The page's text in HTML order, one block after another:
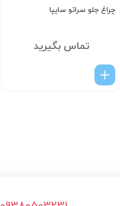
چراغ جلو سراتو سایپا
تماس بگیرید